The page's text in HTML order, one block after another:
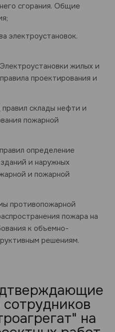
сгорания. Общие
электроустановок.
жилых и
проектирования и
склады нефти и
пожарной
определение
и наружных
и пожарной
противопожарной
пожара на
к объемно-
решениям.
на